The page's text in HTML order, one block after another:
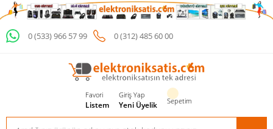
0 (533) 966 57 99 0 (312) 485 60 00
Favori
Listem
Giriş Yap
Yeni Üyelik Sepetim